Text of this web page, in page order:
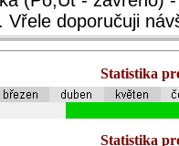
Vřele doporučuji
Statistika
Statistika